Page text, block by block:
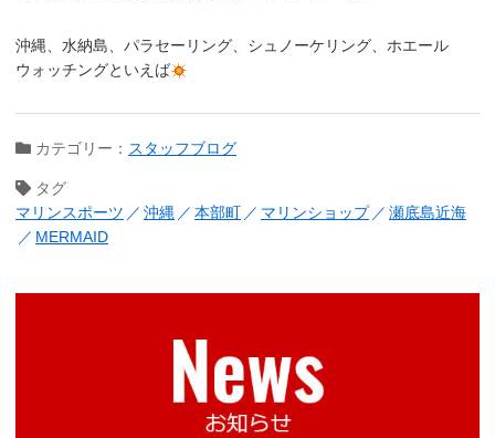
沖縄、水納島、パラセーリング、シュノーケリング、ホエール
ウォッチングといえば
カテゴリー： スタッフブログ
タグ
マリンスポーツ
沖縄 本部町 マリンショップ
瀬底島近海
MERMAID